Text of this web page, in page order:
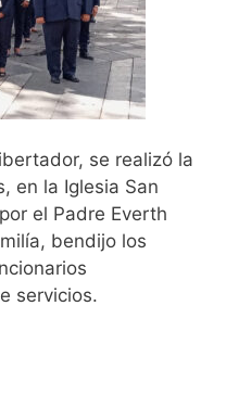
se realizó la
en la Iglesia San
el Padre Everth
bendijo los
servicios.